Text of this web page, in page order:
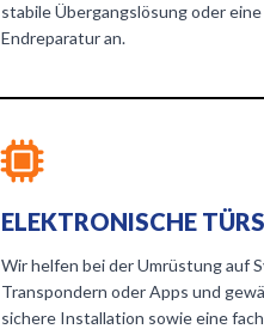
stabile Übergangslösung oder
Endreparatur an.
ELEKTRONISCHE
Wir helfen bei der Umrüstung auf
Transpondern oder Apps und
sichere Installation sowie eine